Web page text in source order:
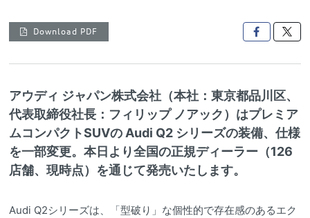
Download PDF 
アウディ ジャパン株式会社（本社：東京都品川区、
代表取締役社長：フィリップ ノアック）はプレミア
ムコンパクトSUVの Audi Q2 シリーズの装備、仕様
を一部変更。本日より全国の正規ディーラー（126
店舗、現時点）を通じて発売いたします。
Audi Q2シリーズは、「型破り」な個性的で存在感のあるエク